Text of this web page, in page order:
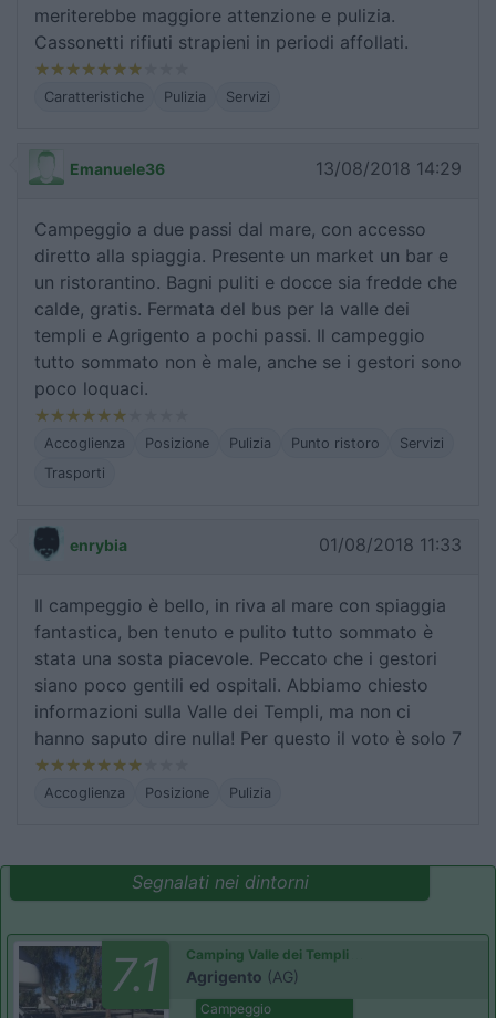
meriterebbe maggiore attenzione e pulizia.
Cassonetti rifiuti strapieni in periodi affollati.
Caratteristiche Pulizia Servizi
Emanuele36 13/08/2018 14:29
Campeggio a due passi dal mare, con accesso
diretto alla spiaggia. Presente un market un bar e
un ristorantino. Bagni puliti e docce sia fredde che
calde, gratis. Fermata del bus per la valle dei
templi e Agrigento a pochi passi. Il campeggio
tutto sommato non è male, anche se i gestori sono
poco loquaci.
Accoglienza Posizione Pulizia Punto ristoro
Servizi
Trasporti
enrybia 01/08/2018 11:33
Il campeggio è bello, in riva al mare con spiaggia
fantastica, ben tenuto e pulito tutto sommato è
stata una sosta piacevole. Peccato che i gestori
siano poco gentili ed ospitali. Abbiamo chiesto
informazioni sulla Valle dei Templi, ma non ci
hanno saputo dire nulla! Per questo il voto è solo 7
Accoglienza Posizione Pulizia
Segnalati nei dintorni
7.1 Camping Valle dei Templi
Agrigento (AG)
Campeggio